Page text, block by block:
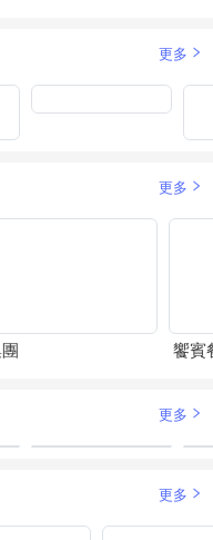
更多
更多
饗賓
更多
更多